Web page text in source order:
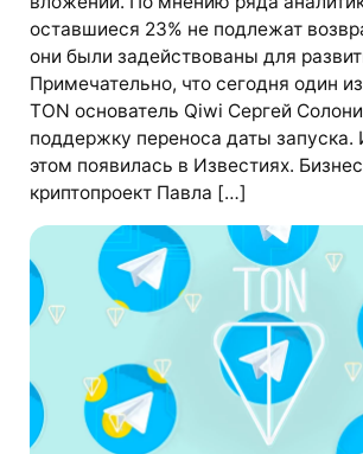
оставшиеся 23% не подлежат
они были задействованы для
Примечательно, что сегодня один
TON основатель Qiwi Сергей
поддержку переноса даты
этом появилась в Известиях.
криптопроект Павла […]